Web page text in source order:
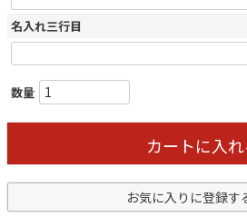
名入れ三行目
カートに入れ
お気に入りに登録す